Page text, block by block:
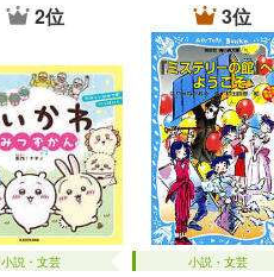
2位
小説・文芸
3位
小説・文芸